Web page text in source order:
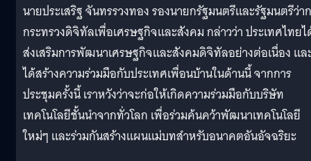
นายประเสริฐ จันทรรวงทอง รองนายกรัฐมนตรีและรัฐมนตรีว่า
กระทรวงดิจิทัลเพื่อเศรษฐกิจและสังคม กล่าวว่า ประเทศไทย
ส่งเสริมการพัฒนาเศรษฐกิจและสังคมดิจิทัลอย่างต่อเนื่อง แล
ได้สร้างความร่วมมือกับประเทศเพื่อนบ้านในด้านนี้ จากการ
ประชุมครั้งนี้ เราหวังว่าจะก่อให้เกิดความร่วมมือกับบริษัท
เทคโนโลยีชั้นนำจากทั่วโลก เพื่อร่วมค้นคว้าพัฒนาเทคโนโลยี
ใหม่ๆ และร่วมกันสร้างแผนแม่บทสำหรับอนาคตอันอัจฉริยะ